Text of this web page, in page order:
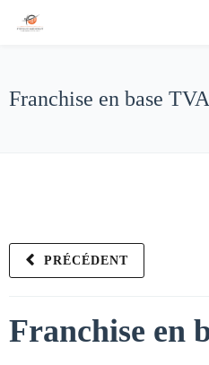
Franchise en base TVA
PRÉCÉDENT
Franchise en